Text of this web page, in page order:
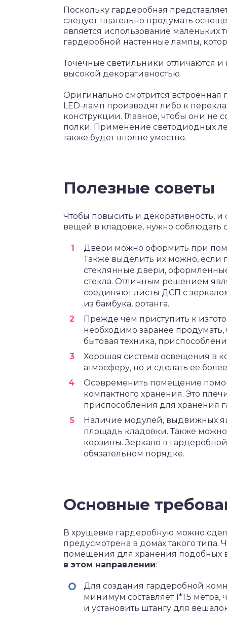
Поскольку гардеробная
следует тщательно продумать
является использование маленьких
гардеробной настенные лампы,
Точечные светильники отличаются и
высокой декоративностью
Оригинально смотрится
LED-ламп производят либо к
конструкции. Главное, чтобы они не
полки. Применение светодиодных
также будет вполне уместно.
Полезные советы
Чтобы повысить и декоративность,
вещей в кладовке, нужно
Двери можно оформить при
Также выделить их можно, если
стеклянные двери,
стекла. Отличным решением
соединяют листы ДСП с
из бамбука, ротанга.
Прежде чем приступить к
необходимо заранее
бытовая техника,
Хорошая система освещения в
атмосферу, но и сделать ее
Осовременить помещение
компактного хранения. Это
приспособления для хранения
Наличие модулей, выдвижных
площадь кладовки. Также
корзины. Зеркало в
обязательном порядке.
Основные
В хрущевке гардеробную можно
предусмотрена в домах такого типа.
помещения для хранения подобных
в этом направлении:
Для создания гардеробной
минимум составляет 1*1.5 метра,
и установить штангу для